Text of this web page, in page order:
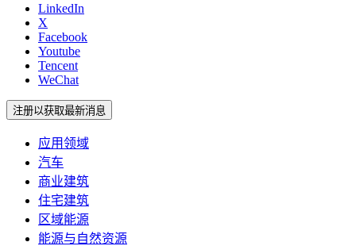
LinkedIn
X
Facebook
Youtube
Tencent
WeChat
注册以获取最新消息
应用领域
汽车
商业建筑
住宅建筑
区域能源
能源与自然资源